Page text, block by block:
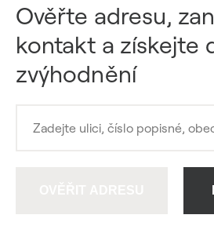
Ověřte adresu,
kontakt a získejte
zvýhodnění